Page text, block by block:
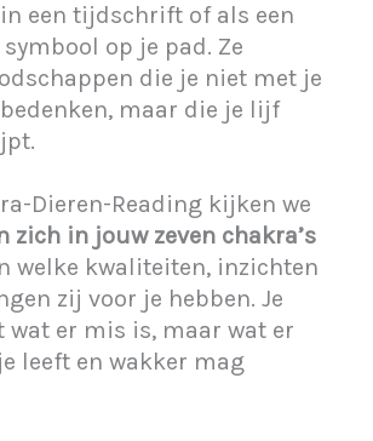
een tijdschrift of als een
op je pad. Ze
die je niet met je
maar die je lijf
Dieren-Reading kijken we
zich in jouw zeven chakra’s
welke kwaliteiten, inzichten
zij voor je hebben. Je
wat er mis is, maar wat er
leeft en wakker mag